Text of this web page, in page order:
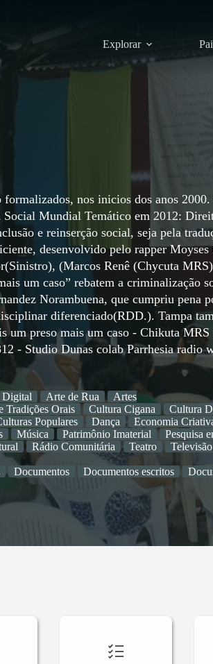
Explorar
nos inicios dos anos 2000.
Mundial Temático em 2012:
e reinserção social, seja pela
desenvolvido pelo rapper
(Marcos Renê (Chycuta
um caso” rebatem a criminalização
Norambuena, que cumpriu pena
diferenciado(RDD.). Tampa
um preso mais um caso - Chikuta
- Studio Dunas colab Parrhesia radio
Arte de Rua
Artes
Tradições Orais Cultura Cigana Cultura
Populares Dança Economia
Música Patrimônio Imaterial
Pesquisa
Rádio Comunitária Teatro
Televisão
Documentos Documentos escritos